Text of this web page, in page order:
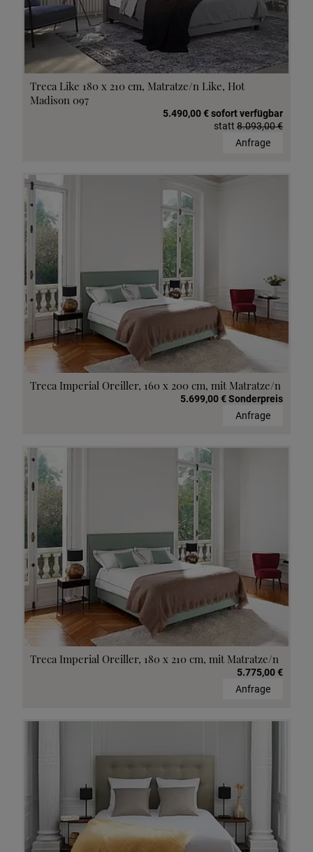
Treca Like 180 x 210 cm, Matratze/n Like, Hot
Madison 097
5.490,00 € sofort verfügbar
statt 8.093,00 €
Anfrage
Treca Imperial Oreiller, 160 x 200 cm, mit Matratze/n
5.699,00 € Sonderpreis
Anfrage
Treca Imperial Oreiller, 180 x 210 cm, mit Matratze/n
5.775,00 €
Anfrage